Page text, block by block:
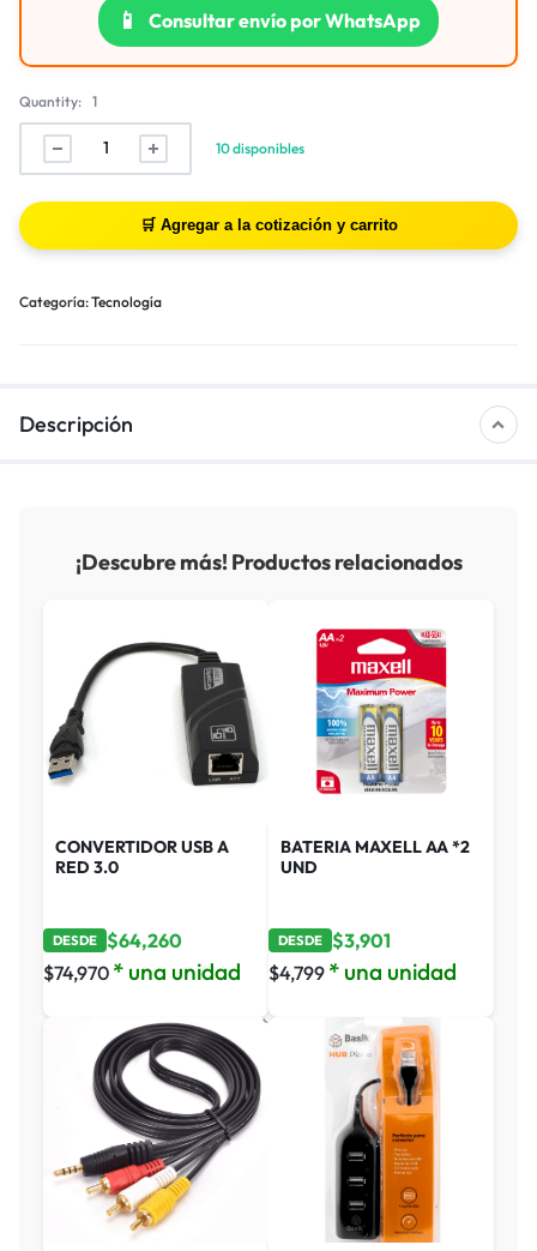
📱 Consultar envío por WhatsApp
Quantity: 1
10 disponibles
Categoría:Tecnología
Descripción
¡Descubre más! Productos relacionados
CONVERTIDOR USB A
RED 3.0
DESDE $64,260
$74,970 * una unidad
BATERIA MAXELL AA *2
UND
DESDE $3,901
$4,799 * una unidad